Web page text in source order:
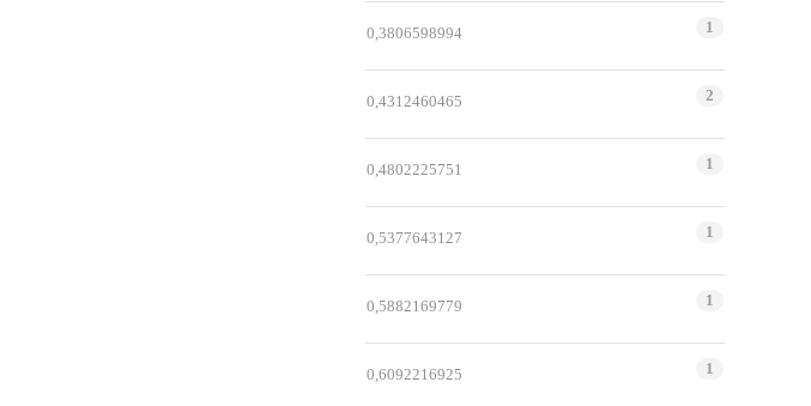
0,3806598994 1
0,4312460465 2
0,4802225751 1
0,5377643127 1
0,5882169779 1
0,6092216925 1